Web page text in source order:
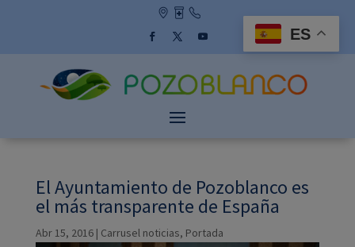
El Ayuntamiento de Pozoblanco es
el más transparente de España
Abr 15, 2016| Carrusel noticias, Portada
ES